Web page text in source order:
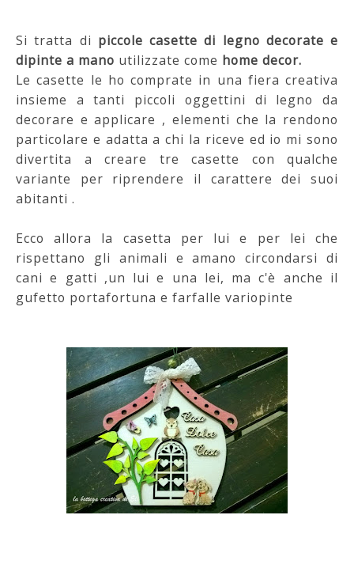
Si tratta di piccole casette di legno decorate e
dipinte a mano utilizzate come home decor.
Le casette le ho comprate in una fiera creativa
insieme a tanti piccoli oggettini di legno da
decorare e applicare , elementi che la rendono
particolare e adatta a chi la riceve ed io mi sono
divertita a creare tre casette con qualche
variante per riprendere il carattere dei suoi
abitanti .
Ecco allora la casetta per lui e per lei che
rispettano gli animali e amano circondarsi di
cani e gatti ,un lui e una lei, ma c'è anche il
gufetto portafortuna e farfalle variopinte